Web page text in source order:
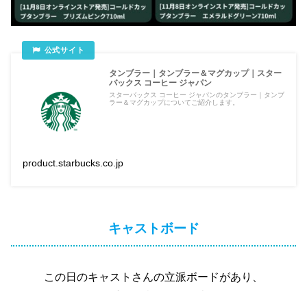
タンブラー｜タンブラー＆マグカップ｜スター
バックス コーヒー ジャパン
スターバックス コーヒー ジャパンのタンブラー｜タンブ
ラー＆マグカップについてご紹介します。
product.starbucks.co.jp
キャストボード
この日のキャストさんの立派ボードがあり、